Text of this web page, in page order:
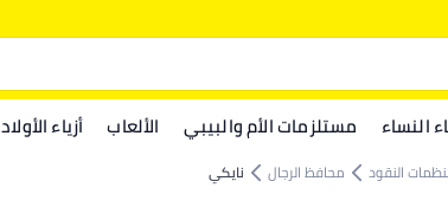
النساء مستلزمات الأم والبيبي الألعاب أزياء الأولاد
النقود محافظ الرجال نايكي